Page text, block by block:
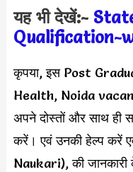
यह भी देखें:-
Qualification-
कृपया, इस Post
Health, Noida
अपने दोस्तों और साथ ही
करें। एवं उनकी हेल्प करें
Naukari), की